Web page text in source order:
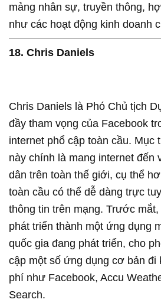
mảng nhân sự, truyền thông,
như các hoạt động kinh doanh
18. Chris Daniels
Chris Daniels là Phó Chủ tịch
đầy tham vọng của Facebook
internet phổ cập toàn cầu. Mục
này chính là mang internet đến
dân trên toàn thế giới, cụ thể
toàn cầu có thể dễ dàng trực
thông tin trên mạng. Trước
phát triển thành một ứng dụng
quốc gia đang phát triển, cho
cập một số ứng dụng cơ bản đi
phí như Facebook, Accu
Search.